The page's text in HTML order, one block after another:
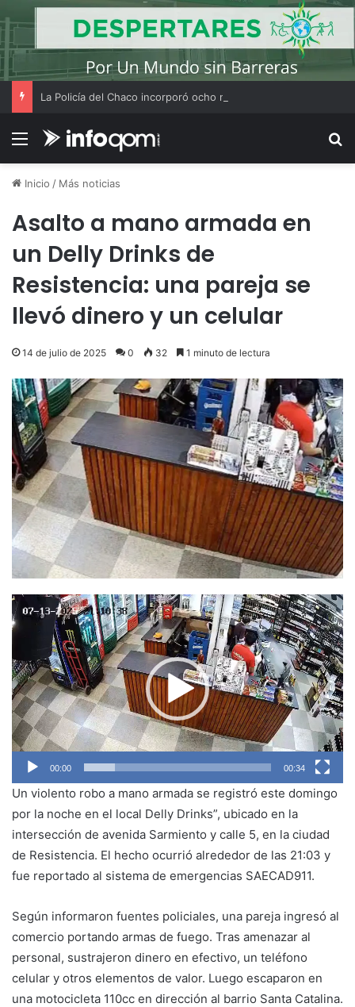
Menú
Inicio / Más noticias
Asalto a mano armada en
un Delly Drinks de
Resistencia: una pareja se
llevó dinero y un celular
14 de julio de 2025 0 32 1 minuto de lectura
Reproductor
de
00:00 00:34
Un violento robo a mano armada se registró este domingo
por la noche en el local Delly Drinks”, ubicado en la
intersección de avenida Sarmiento y calle 5, en la ciudad
de Resistencia. El hecho ocurrió alrededor de las 21:03 y
fue reportado al sistema de emergencias SAECAD911.
Según informaron fuentes policiales, una pareja ingresó al
comercio portando armas de fuego. Tras amenazar al
personal, sustrajeron dinero en efectivo, un teléfono
celular y otros elementos de valor. Luego escaparon en
una motocicleta 110cc en dirección al barrio Santa Catalina.